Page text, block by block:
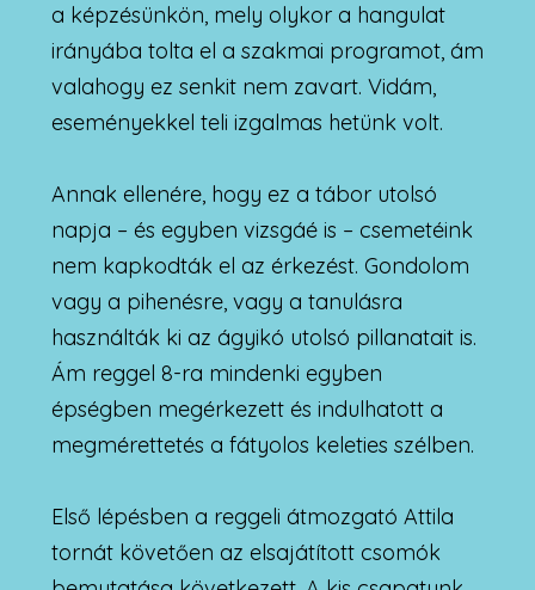
a képzésünkön, mely olykor a hangulat
irányába tolta el a szakmai programot, ám
valahogy ez senkit nem zavart. Vidám,
eseményekkel teli izgalmas hetünk volt.
Annak ellenére, hogy ez a tábor utolsó
napja – és egyben vizsgáé is – csemetéink
nem kapkodták el az érkezést. Gondolom
vagy a pihenésre, vagy a tanulásra
használták ki az ágyikó utolsó pillanatait is.
Ám reggel 8-ra mindenki egyben
épségben megérkezett és indulhatott a
megmérettetés a fátyolos keleties szélben.
Első lépésben a reggeli átmozgató Attila
tornát követően az elsajátított csomók